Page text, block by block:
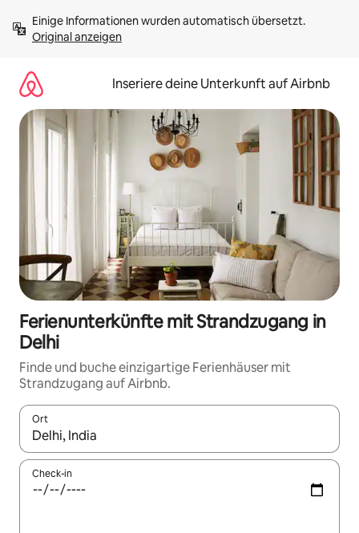
Inhalten
springenOriginal anzeigen
Inseriere deine Unterkunft auf Airbnb
Ferienunterkünfte mit Strandzugang in
Delhi
Finde und buche einzigartige Ferienhäuser mit
Strandzugang auf Airbnb.
Ort
Wenn Ergebnisse verfügbar sind, navigiere mit den
Check-in